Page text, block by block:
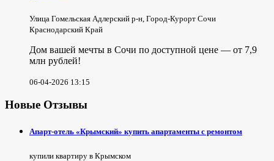
Улица Гомельская Адлерский р-н, Город-Курорт Сочи
Краснодарский Край
Дом вашей мечты в Сочи по доступной цене — от 7,9
млн рублей!
06-04-2026 13:15
Новые Отзывы
Апарт-отель «Крымский» купить апартаменты с ремонтом
купили квартиру в Крымском